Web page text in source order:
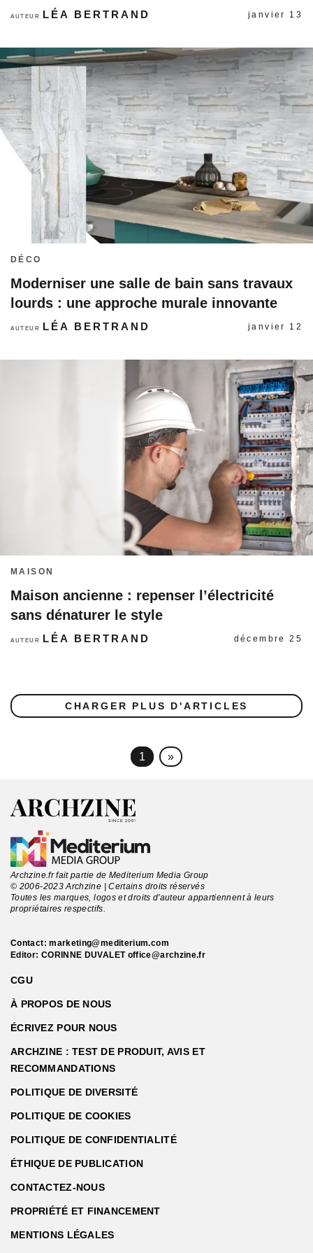
AUTEUR LÉA BERTRAND janvier 13
DÉCO
Moderniser une salle de bain sans travaux
lourds : une approche murale innovante
AUTEUR LÉA BERTRAND janvier 12
MAISON
Maison ancienne : repenser l’électricité
sans dénaturer le style
AUTEUR LÉA BERTRAND décembre 25
CHARGER PLUS D'ARTICLES
1 »
Archzine.fr fait partie de Mediterium Media Group
© 2006-2023 Archzine | Certains droits réservés
Toutes les marques, logos et droits d'auteur appartiennent à leurs
propriétaires respectifs.
Contact:marketing@mediterium.com
Editor: CORINNE DUVALET office@archzine.fr
CGU
À PROPOS DE NOUS
ÉCRIVEZ POUR NOUS
ARCHZINE : TEST DE PRODUIT, AVIS ET
RECOMMANDATIONS
POLITIQUE DE DIVERSITÉ
POLITIQUE DE COOKIES
POLITIQUE DE CONFIDENTIALITÉ
ÉTHIQUE DE PUBLICATION
CONTACTEZ-NOUS
PROPRIÉTÉ ET FINANCEMENT
MENTIONS LÉGALES